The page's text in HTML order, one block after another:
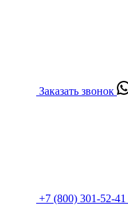
Заказать звонок
+7 (800) 301-52-41